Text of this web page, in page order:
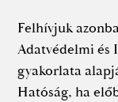
Felhívjuk
Adatvédelmi és
gyakorlata
Hatóság, ha